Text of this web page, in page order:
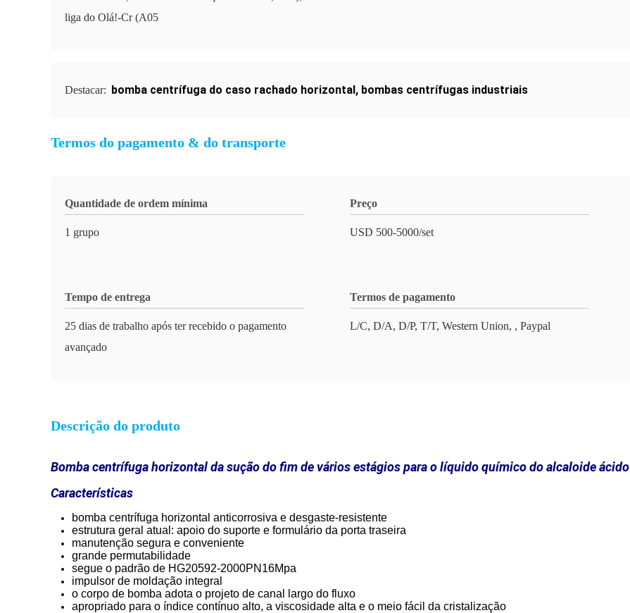
liga do Olá!-Cr (A05
Destacar: bomba centrífuga do caso rachado horizontal, bombas centrífugas industriais
Termos do pagamento & do transporte
Quantidade de ordem mínima
1 grupo
Preço
USD 500-5000/set
Tempo de entrega
25 dias de trabalho após ter recebido o pagamento
avançado
Termos de pagamento
L/C, D/A, D/P, T/T, Western Union, , Paypal
Descrição do produto
Bomba centrífuga horizontal da sução do fim de vários estágios para o líquido químico do alcaloide ácido
Características
bomba centrífuga horizontal anticorrosiva e desgaste-resistente
estrutura geral atual: apoio do suporte e formulário da porta traseira
manutenção segura e conveniente
grande permutabilidade
segue o padrão de HG20592-2000PN16Mpa
impulsor de moldação integral
o corpo de bomba adota o projeto de canal largo do fluxo
apropriado para o índice contínuo alto, a viscosidade alta e o meio fácil da cristalização